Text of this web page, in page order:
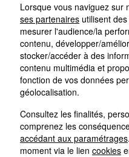
Lorsque vous naviguez sur
ses partenaires utilisent
mesurer l'audience/la
contenu, développer/
stocker/accéder à des
contenu multimédia et
fonction de vos données
géolocalisation.
Consultez les finalités,
comprenez les
accédant aux paramétrages
moment via le lien cookies